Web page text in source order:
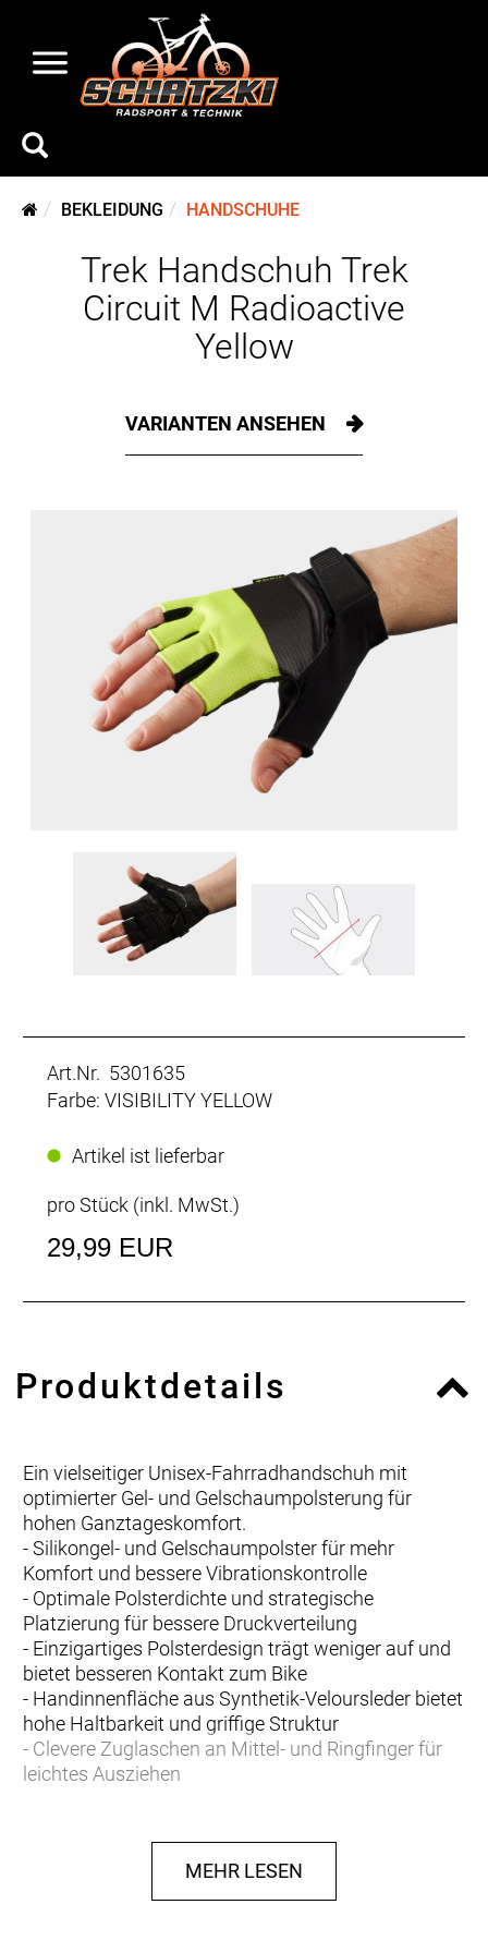
BEKLEIDUNG HANDSCHUHE
Trek Handschuh Trek
Circuit M Radioactive
Yellow
VARIANTEN ANSEHEN
Art.Nr. 5301635
Farbe: VISIBILITY YELLOW
Artikel ist lieferbar
pro Stück (inkl. MwSt.)
29,99 EUR
Produktdetails
Ein vielseitiger Unisex-Fahrradhandschuh mit
optimierter Gel- und Gelschaumpolsterung für
hohen Ganztageskomfort.
- Silikongel- und Gelschaumpolster für mehr
Komfort und bessere Vibrationskontrolle
- Optimale Polsterdichte und strategische
Platzierung für bessere Druckverteilung
- Einzigartiges Polsterdesign trägt weniger auf und
bietet besseren Kontakt zum Bike
- Handinnenfläche aus Synthetik-Veloursleder bietet
hohe Haltbarkeit und griffige Struktur
- Clevere Zuglaschen an Mittel- und Ringfinger für
leichtes Ausziehen
Elastan sorgt für eng anliegende, komfortable
- Klettverschluss für sicheren und individuell
MEHR LESEN